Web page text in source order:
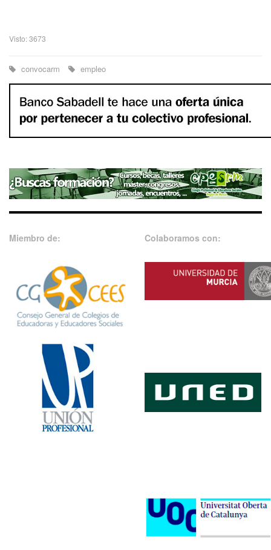
Visto: 3673
convocarm empleo
Miembro de: Colaboramos con: